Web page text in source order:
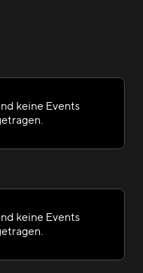
keine Events
keine Events